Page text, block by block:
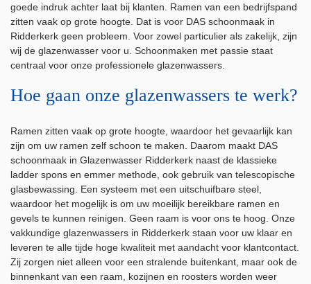
goede indruk achter laat bij klanten. Ramen van een bedrijfspand
zitten vaak op grote hoogte. Dat is voor DAS schoonmaak in
Ridderkerk geen probleem. Voor zowel particulier als zakelijk, zijn
wij de glazenwasser voor u. Schoonmaken met passie staat
centraal voor onze professionele glazenwassers.
Hoe gaan onze glazenwassers te werk?
Ramen zitten vaak op grote hoogte, waardoor het gevaarlijk kan
zijn om uw ramen zelf schoon te maken. Daarom maakt DAS
schoonmaak in Glazenwasser Ridderkerk naast de klassieke
ladder spons en emmer methode, ook gebruik van telescopische
glasbewassing. Een systeem met een uitschuifbare steel,
waardoor het mogelijk is om uw moeilijk bereikbare ramen en
gevels te kunnen reinigen. Geen raam is voor ons te hoog. Onze
vakkundige glazenwassers in Ridderkerk staan voor uw klaar en
leveren te alle tijde hoge kwaliteit met aandacht voor klantcontact.
Zij zorgen niet alleen voor een stralende buitenkant, maar ook de
binnenkant van een raam, kozijnen en roosters worden weer